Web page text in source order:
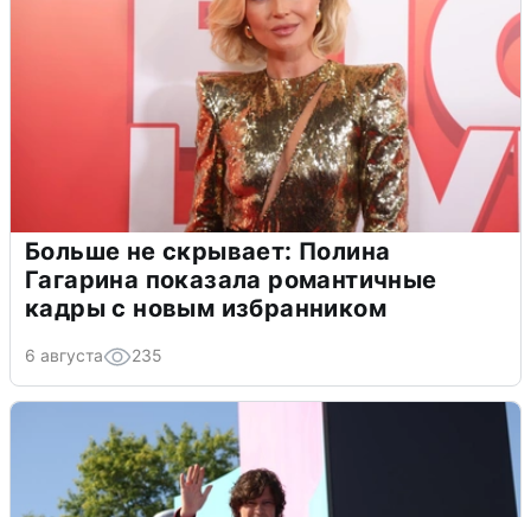
Больше не скрывает: Полина
Гагарина показала романтичные
кадры с новым избранником
6 августа 235